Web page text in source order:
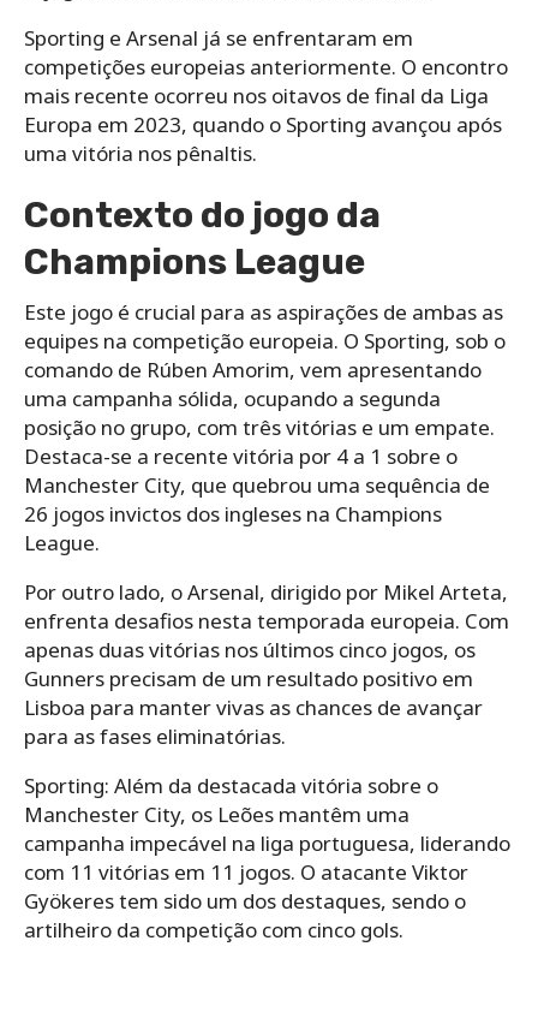
Sporting e Arsenal já se enfrentaram em
competições europeias anteriormente. O encontro
mais recente ocorreu nos oitavos de final da Liga
Europa em 2023, quando o Sporting avançou após
uma vitória nos pênaltis.
Contexto do jogo da
Champions League
Este jogo é crucial para as aspirações de ambas as
equipes na competição europeia. O Sporting, sob o
comando de Rúben Amorim, vem apresentando
uma campanha sólida, ocupando a segunda
posição no grupo, com três vitórias e um empate.
Destaca-se a recente vitória por 4 a 1 sobre o
Manchester City, que quebrou uma sequência de
26 jogos invictos dos ingleses na Champions
League.
Por outro lado, o Arsenal, dirigido por Mikel Arteta,
enfrenta desafios nesta temporada europeia. Com
apenas duas vitórias nos últimos cinco jogos, os
Gunners precisam de um resultado positivo em
Lisboa para manter vivas as chances de avançar
para as fases eliminatórias.
Sporting: Além da destacada vitória sobre o
Manchester City, os Leões mantêm uma
campanha impecável na liga portuguesa, liderando
com 11 vitórias em 11 jogos. O atacante Viktor
Gyökeres tem sido um dos destaques, sendo o
artilheiro da competição com cinco gols.